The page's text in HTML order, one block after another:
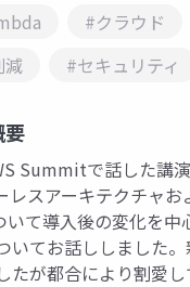
#クラウド
減
#セキュリティ
要
Summitで話した講
レスアーキテクチャお
て導入後の変化を中
いてお話ししました
たが都合により割愛し